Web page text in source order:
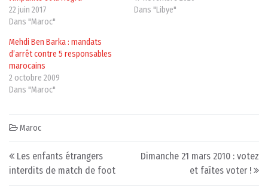
22 juin 2017
Dans "Maroc"
Dans "Libye"
Mehdi Ben Barka : mandats
d’arrêt contre 5 responsables
marocains
2 octobre 2009
Dans "Maroc"
Maroc
Post navigation
Les enfants étrangers
interdits de match de foot
Dimanche 21 mars 2010 : votez
et faîtes voter !